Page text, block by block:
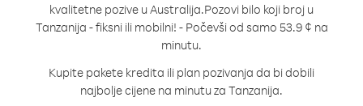
kvalitetne pozive u Australija.Pozovi bilo koji broj u
Tanzanija - fiksni ili mobilni! - Počevši od samo 53.9 ¢ na
minutu.
Kupite pakete kredita ili plan pozivanja da bi dobili
najbolje cijene na minutu za Tanzanija.